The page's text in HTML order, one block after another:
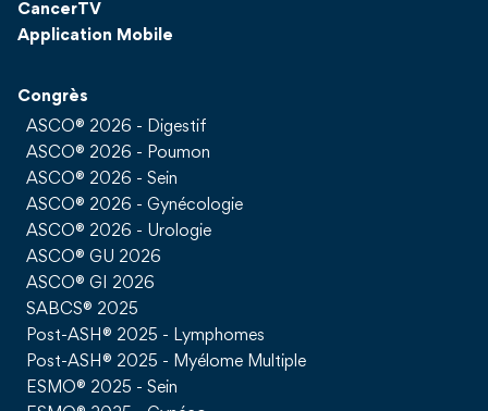
CancerTV
Application Mobile
Congrès
ASCO® 2026 - Digestif
ASCO® 2026 - Poumon
ASCO® 2026 - Sein
ASCO® 2026 - Gynécologie
ASCO® 2026 - Urologie
ASCO® GU 2026
ASCO® GI 2026
SABCS® 2025
Post-ASH® 2025 - Lymphomes
Post-ASH® 2025 - Myélome Multiple
ESMO® 2025 - Sein